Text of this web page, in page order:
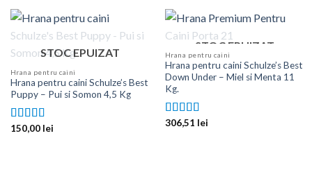
STOC EPUIZAT
Hrana pentru caini
Hrana pentru caini Schulze’s Best
Puppy – Pui si Somon 4,5 Kg
Evaluat la
150,00 lei
STOC EPUIZAT
Hrana pentru caini
Hrana pentru caini Schulze’s Best
Down Under – Miel si Menta 11
Kg.
Evaluat la
306,51 lei